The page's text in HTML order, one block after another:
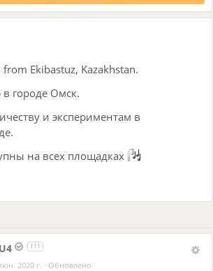
Ekibastuz, Kazakhstan.
городе Омск.
и экспериментам в
на всех площадках
111
2020 г. · Обновлено